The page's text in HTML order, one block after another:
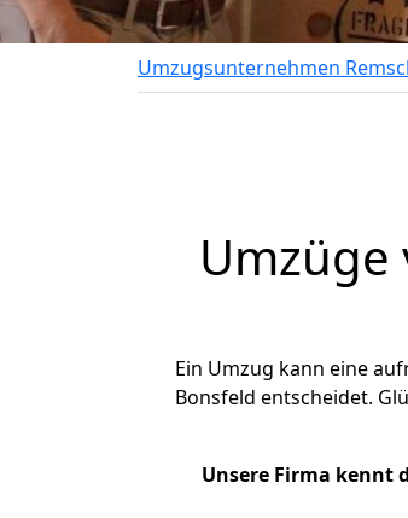
Umzugsunternehmen
Umzüge
Ein Umzug kann eine
Bonsfeld entscheidet.
Unsere Firma kennt